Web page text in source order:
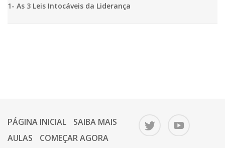
1- As 3 Leis Intocáveis da Liderança
PÁGINA INICIAL
SAIBA MAIS
AULAS
COMEÇAR AGORA